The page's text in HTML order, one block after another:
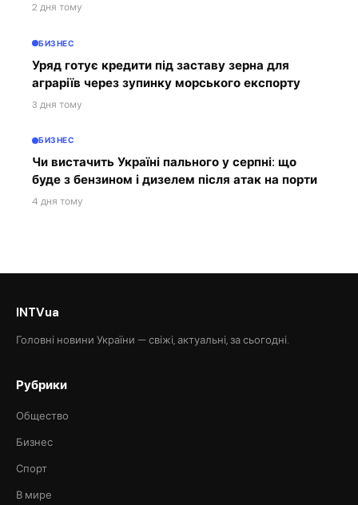
2 дня тому
БИЗНЕС
Уряд готує кредити під заставу зерна для
аграріїв через зупинку морського експорту
3 дня тому
БИЗНЕС
Чи вистачить Україні пального у серпні: що
буде з бензином і дизелем після атак на порти
4 дня тому
INTVua
Головні новини України — свіжі, актуальні, за сьогодні.
Рубрики
Общество
Бизнес
Спорт
В мире